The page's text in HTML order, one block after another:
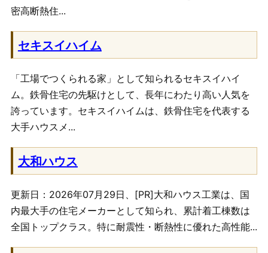
密高断熱住...
セキスイハイム
「工場でつくられる家」として知られるセキスイハイ
ム。鉄骨住宅の先駆けとして、長年にわたり高い人気を
誇っています。セキスイハイムは、鉄骨住宅を代表する
大手ハウスメ...
大和ハウス
更新日：2026年07月29日、[PR]大和ハウス工業は、国
内最大手の住宅メーカーとして知られ、累計着工棟数は
全国トップクラス。特に耐震性・断熱性に優れた高性能...